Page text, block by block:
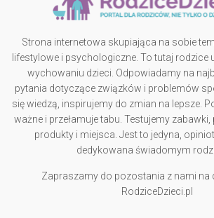
Strona internetowa skupiająca na sobie
lifestylowe i psychologiczne. To tutaj rodzice
wychowaniu dzieci. Odpowiadamy na
pytania dotyczące związków i problemów
się wiedzą, inspirujemy do zmian na lepsze.
ważne i przełamuje tabu. Testujemy
produkty i miejsca. Jest to jedyna,
dedykowana świadomym
Zapraszamy do pozostania z nami na
RodziceDzieci.pl